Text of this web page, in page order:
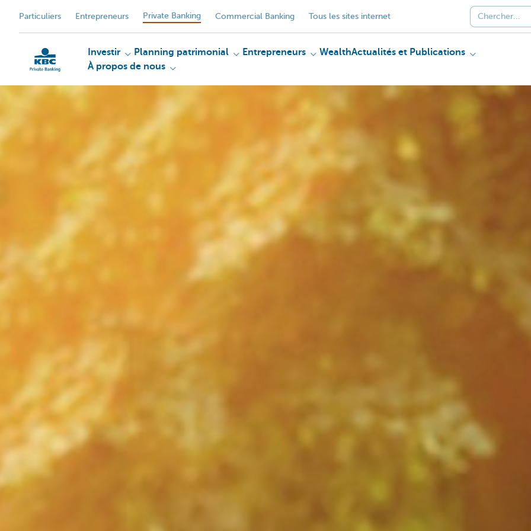
Particuliers Entrepreneurs Private Banking Commercial Banking Tous les sites internet
Investir Planning patrimonial Entrepreneurs WealthActualités et Publications
À propos de nous